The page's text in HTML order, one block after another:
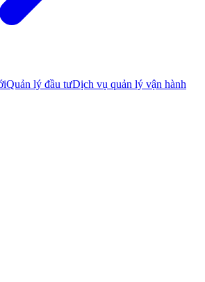
Quản lý đầu tưDịch vụ quản lý vận hành